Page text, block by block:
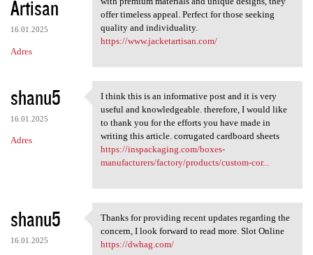
Artisan
16.01.2025
Adres
offer timeless appeal. Perfect for those seeking
quality and individuality.
https://www.jacketartisan.com/
shanu5
16.01.2025
Adres
I think this is an
I think this is an informative post and it is very
useful and knowledgeable. therefore, I would like
to thank you for the efforts you have made in
writing this article. corrugated cardboard sheets
https://inspackaging.com/boxes-
manufacturers/factory/products/custom-cor...
shanu5
16.01.2025
Thanks for providing recent
Thanks for providing recent updates regarding the
concern, I look forward to read more. Slot Online
https://dwhag.com/